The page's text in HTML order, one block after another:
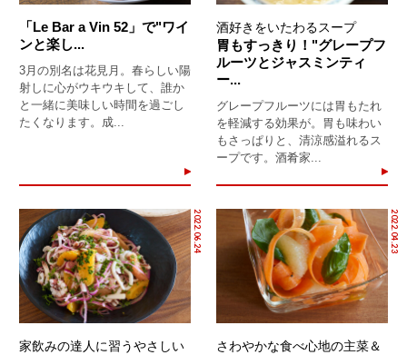
「Le Bar a Vin 52」で"ワイ
ンと楽し...
3月の別名は花見月。春らしい陽
射しに心がウキウキして、誰か
と一緒に美味しい時間を過ごし
たくなります。成...
酒好きをいたわるスープ
胃もすっきり！"グレープフ
ルーツとジャスミンティ
ー...
グレープフルーツには胃もたれ
を軽減する効果が。胃も味わい
もさっぱりと、清涼感溢れるス
ープです。酒肴家...
2022.06.24
家飲みの達人に習うやさしい
2022.04.23
さわやかな食べ心地の主菜＆